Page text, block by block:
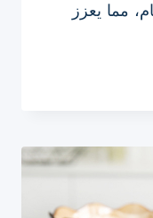
مما يعزز